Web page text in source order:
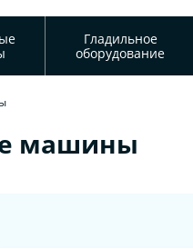
Гладильное
оборудование
машины